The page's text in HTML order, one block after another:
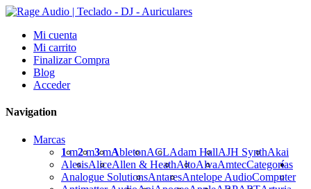
Mi cuenta
Mi carrito
Finalizar Compra
Blog
Acceder
Navigation
Marcas
1m2m3mAbletonACLAdam HallAJH SynthAkai
AlesisAliceAllen & HeathAltoAlvaAmtec
Analogue SolutionsAntaresAntelope Audio
Categorías
Computer